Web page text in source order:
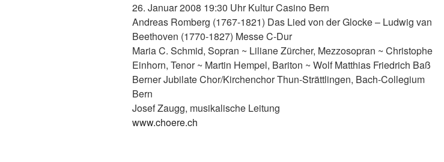
26. Januar 2008 19:30 Uhr Kultur Casino Bern
Andreas Romberg (1767-1821) Das Lied von der Glocke – Ludwig van
Beethoven (1770-1827) Messe C-Dur
Maria C. Schmid, Sopran ~ Liliane Zürcher, Mezzosopran ~ Christophe
Einhorn, Tenor ~ Martin Hempel, Bariton ~ Wolf Matthias Friedrich Baß
Berner Jubilate Chor/Kirchenchor Thun-Strättlingen, Bach-Collegium
Bern
Josef Zaugg, musikalische Leitung
www.choere.ch